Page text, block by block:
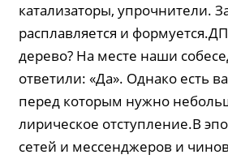
катализаторы, упрочнители.
расплавляется и
дерево? На месте наши
ответили: «Да». Однако есть
перед которым нужно
лирическое отступление.В
сетей и мессенджеров и